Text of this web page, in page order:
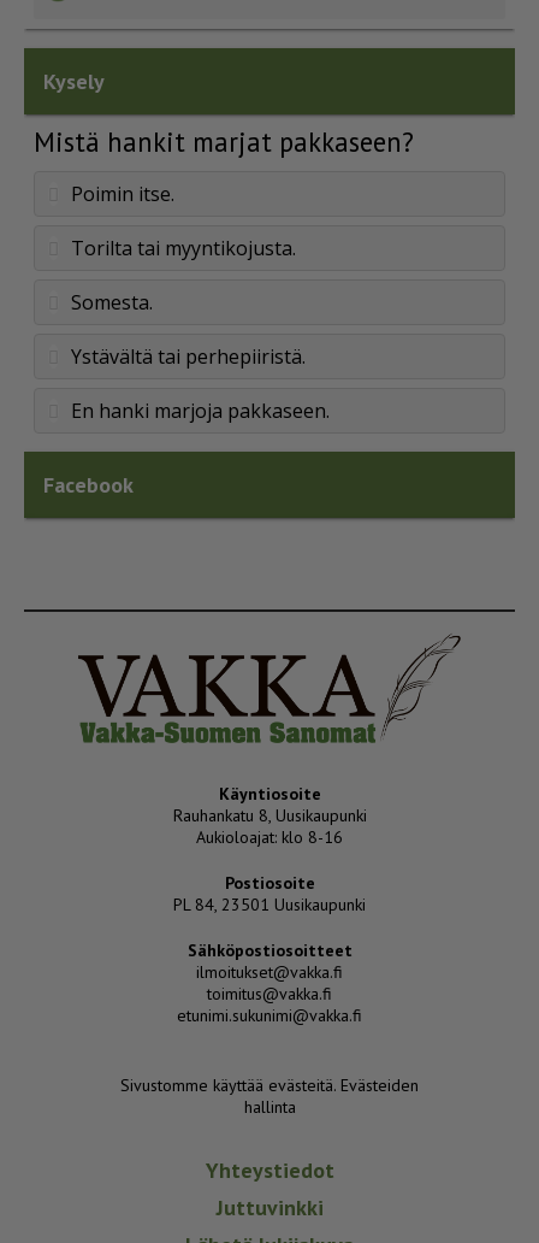
Kysely
Mistä hankit marjat pakkaseen?
Poimin itse.
Torilta tai myyntikojusta.
Somesta.
Ystävältä tai perhepiiristä.
En hanki marjoja pakkaseen.
Facebook
Käyntiosoite
Rauhankatu 8, Uusikaupunki
Aukioloajat: klo 8-16
Postiosoite
PL 84, 23501 Uusikaupunki
Sähköpostiosoitteet
ilmoitukset@vakka.fi
toimitus@vakka.fi
etunimi.sukunimi@vakka.fi
Sivustomme käyttää evästeitä. Evästeiden
hallinta
Yhteystiedot
Juttuvinkki